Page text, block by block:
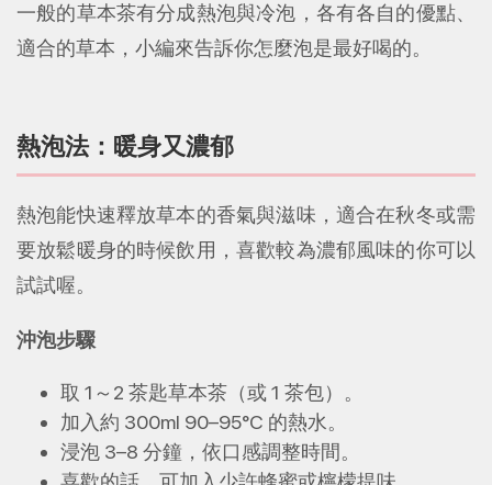
一般的草本茶有分成熱泡與冷泡，各有各自的優點、
適合的草本，小編來告訴你怎麼泡是最好喝的。
熱泡法：暖身又濃郁
熱泡能快速釋放草本的香氣與滋味，適合在秋冬或需
要放鬆暖身的時候飲用，喜歡較為濃郁風味的你可以
試試喔。
沖泡步驟
取 1～2 茶匙草本茶（或 1 茶包）。
加入約 300ml 90–95°C 的熱水。
浸泡 3–8 分鐘，依口感調整時間。